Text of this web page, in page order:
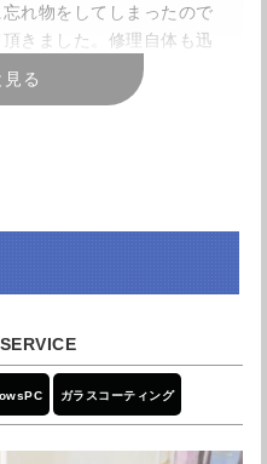
東3-25-7 レスポアール
確認する
Googleマップで見る
れ物をしてしまったので
きました。修理自体も迅
した
オススメです。
頂き、直ぐに修理もして
ています。
見る
ガラスコーティング